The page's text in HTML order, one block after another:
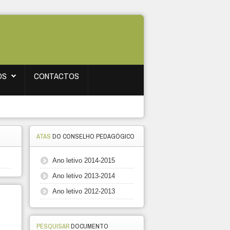
CONTACTOS
ATAS DO CONSELHO PEDAGÓGICO
Ano letivo 2014-2015
Ano letivo 2013-2014
Ano letivo 2012-2013
PESQUISARDOCUMENTO